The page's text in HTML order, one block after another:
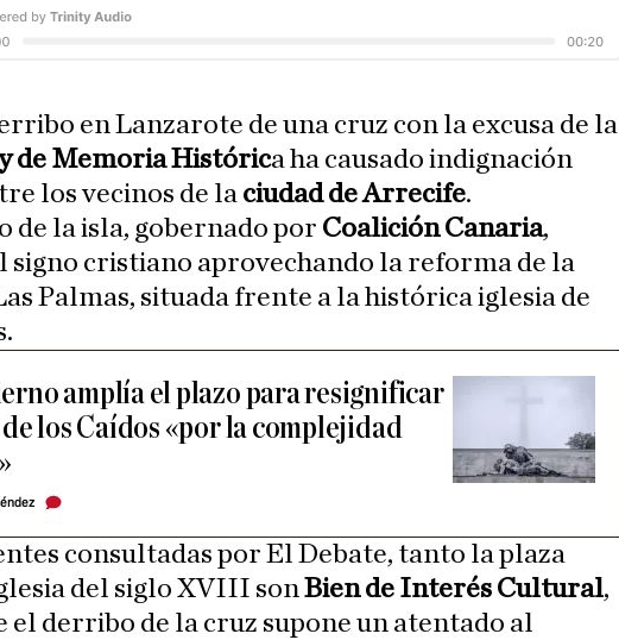
en Lanzarote de una cruz con la excusa de la
de Memoria Histórica ha causado indignación
los vecinos de la ciudad de Arrecife.
de la isla, gobernado por Coalición Canaria,
signo cristiano aprovechando la reforma de la
Palmas, situada frente a la histórica iglesia de
amplía el plazo para resignificar
los Caídos «por la complejidad
consultadas por El Debate, tanto la plaza
del siglo XVIII sonBien de Interés Cultural,
el derribo de la cruz supone un atentado al